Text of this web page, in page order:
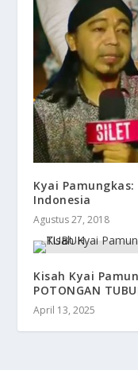
Kyai
Indonesia
Agustus 27, 2018
Kisah Kyai
POTONGAN
April 13, 2025